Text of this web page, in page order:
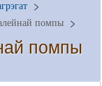
помпы
помпы